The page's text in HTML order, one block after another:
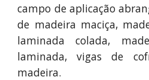
campo de aplicação
de madeira maciça,
laminada colada,
laminada, vigas de
madeira.